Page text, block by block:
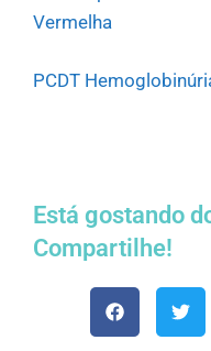
Vermelha
PCDT
Está gostando
Compartilhe!